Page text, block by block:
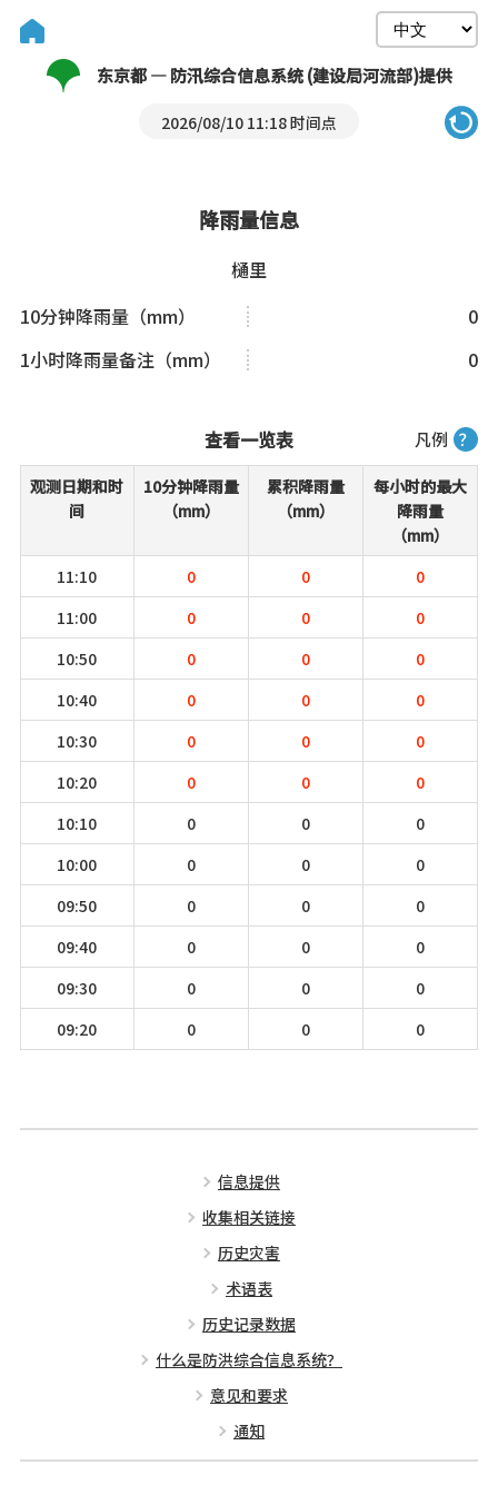
东京都 — 防汛综合信息系统 (建设局河流部)提供
2026/08/10 11:18 时间点
降雨量信息
樋里
10分钟降雨量（mm）
0
1小时降雨量备注（mm）
0
凡例 ？
查看一览表
观测日期和时
间
10分钟降雨量
（mm）
累积降雨量
（mm）
每小时的最大
降雨量
（mm）
11:10
0 0
0
11:00
0 0
0
10:50
0 0
0
10:40
0 0
0
10:30
0 0
0
10:20
0 0
0
10:10
0 0
0
10:00
0 0
0
09:50
0 0
0
09:40
0 0
0
09:30
0 0
0
09:20
0 0 0
信息提供
收集相关链接
历史灾害
术语表
历史记录数据
什么是防洪综合信息系统？
意见和要求
通知